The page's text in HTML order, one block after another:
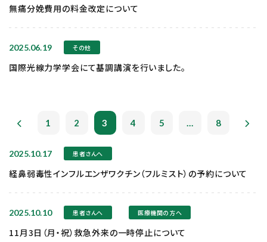
無痛分娩費用の料金改定について
2025.06.19 その他
国際光線力学学会にて基調講演を行いました。
1 2 3 4 5 ... 8
2025.10.17 患者さんへ
経鼻弱毒性インフルエンザワクチン（フルミスト）の予約について
2025.10.10 患者さんへ 医療機関の方へ
11月3日（月・祝）救急外来の一時停止について